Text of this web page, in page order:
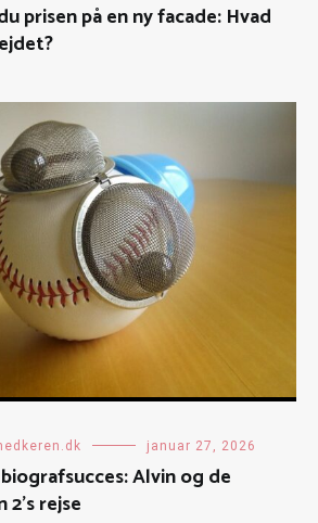
prisen på en ny facade: Hvad
januar 27, 2026
Alvin og de
rejse